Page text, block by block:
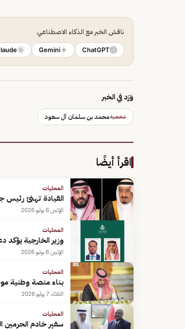
ناقش الخبر مع الذكاء الاصطناعي
ChatGPT
Gemini
وَرَد في الخبر
شخصيةمحمد بن سلمان آل سعود
اقرأ أيضًا
المحليات
القيادة تهنئ رئيس
الإثنين 6 يوليو 2026
المحليات
وزير الخارجية يؤكد
الإثنين 6 يوليو 2026
المحليات
بناء منصة وطنية موحدة
الثلاثاء 7 يوليو 2026
المحليات
سفير خادم الحرمين